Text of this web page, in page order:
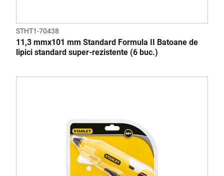
STHT1-70438
11,3 mmx101 mm Standard Formula II Batoane de
lipici standard super-rezistente (6 buc.)